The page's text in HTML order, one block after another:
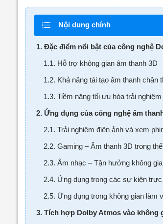
Nội dung chính
1. Đặc điểm nổi bật của công nghệ
1.1. Hỗ trợ không gian âm thanh 3D
1.2. Khả năng tái tạo âm thanh chân
1.3. Tiềm năng tối ưu hóa trải
2. Ứng dụng của công nghệ âm
2.1. Trải nghiệm điện ảnh và xem
2.2. Gaming – Âm thanh 3D trong
2.3. Âm nhạc – Tận hưởng không
2.4. Ứng dụng trong các sự kiện
2.5. Ứng dụng trong không gian làm
3. Tích hợp Dolby Atmos vào không